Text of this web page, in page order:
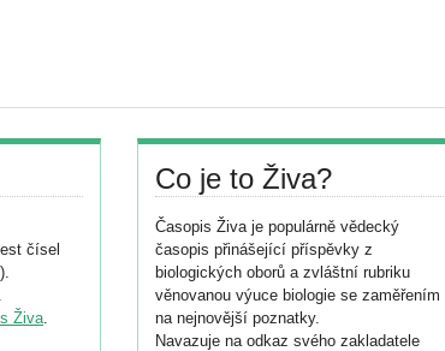
čísel
Živa.
Co je to Živa?
Časopis Živa je populárně vědecký
časopis přinášející příspěvky z
biologických oborů a zvláštní rubriku
věnovanou výuce biologie se zaměřením
na nejnovější poznatky.
Navazuje na odkaz svého zakladatele